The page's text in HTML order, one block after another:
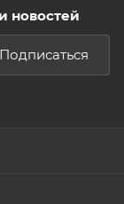
новостей
Подписаться